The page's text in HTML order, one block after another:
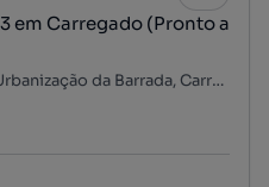
em Carregado (Pronto a
Praceta Gaspar Corte Real - Urbanização da Barrada, Carregado e Cadafais, Alenquer, Lisboa